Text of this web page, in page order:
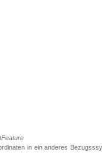
in ein anderes